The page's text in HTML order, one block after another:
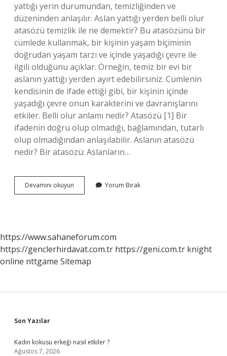
yattığı yerin durumundan, temizliğinden ve
düzeninden anlaşılır. Aslan yattığı yerden belli olur
atasözü temizlik ile ne demektir? Bu atasözünü bir
cümlede kullanmak, bir kişinin yaşam biçiminin
doğrudan yaşam tarzı ve içinde yaşadığı çevre ile
ilgili olduğunu açıklar. Örneğin, temiz bir evi bir
aslanın yattığı yerden ayırt edebilirsiniz. Cümlenin
kendisinin de ifade ettiği gibi, bir kişinin içinde
yaşadığı çevre onun karakterini ve davranışlarını
etkiler. Belli olur anlamı nedir? Atasözü [1] Bir
ifadenin doğru olup olmadığı, bağlamından, tutarlı
olup olmadığından anlaşılabilir. Aslanın atasözü
nedir? Bir atasözü: Aslanların…
Devamını okuyun
Yattığı
Anlamı
Nedir
Yorum Bırak
https://www.sahaneforum.com
https://genclerhirdavat.com.tr https://geni.com.tr knight
online nttgame Sitemap
Sidebar
Son Yazılar
Kadın kokusu erkeği nasıl etkiler ?
Ağustos 7, 2026